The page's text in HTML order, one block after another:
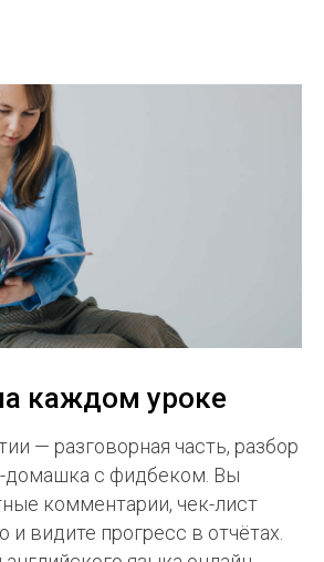
каждом уроке
— разговорная часть, разбор
домашка с фидбеком. Вы
комментарии, чек-лист
и видите прогресс в отчётах.